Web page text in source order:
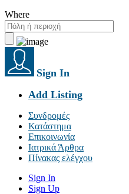
Where
Sign In
Add Listing
Συνδρομές
Κατάστημα
Επικοινωνία
Ιατρικά Άρθρα
Πίνακας ελέγχου
Sign In
Sign Up